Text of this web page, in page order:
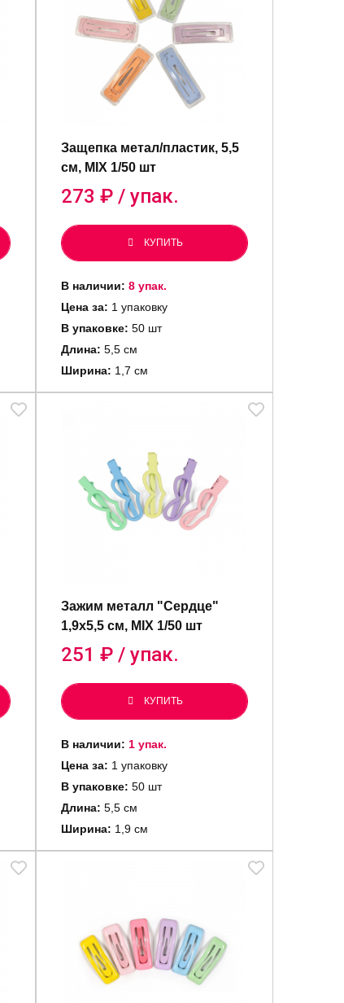
Защепка метал/пластик, 5,5
см, MIX 1/50 шт
273 ₽ / упак.
КУПИТЬ
В наличии: 8 упак.
Цена за: 1 упаковку
В упаковке: 50 шт
Длина: 5,5 см
Ширина: 1,7 см
Зажим металл "Сердце"
1,9х5,5 см, MIX 1/50 шт
251 ₽ / упак.
КУПИТЬ
В наличии: 1 упак.
Цена за: 1 упаковку
В упаковке: 50 шт
Длина: 5,5 см
Ширина: 1,9 см